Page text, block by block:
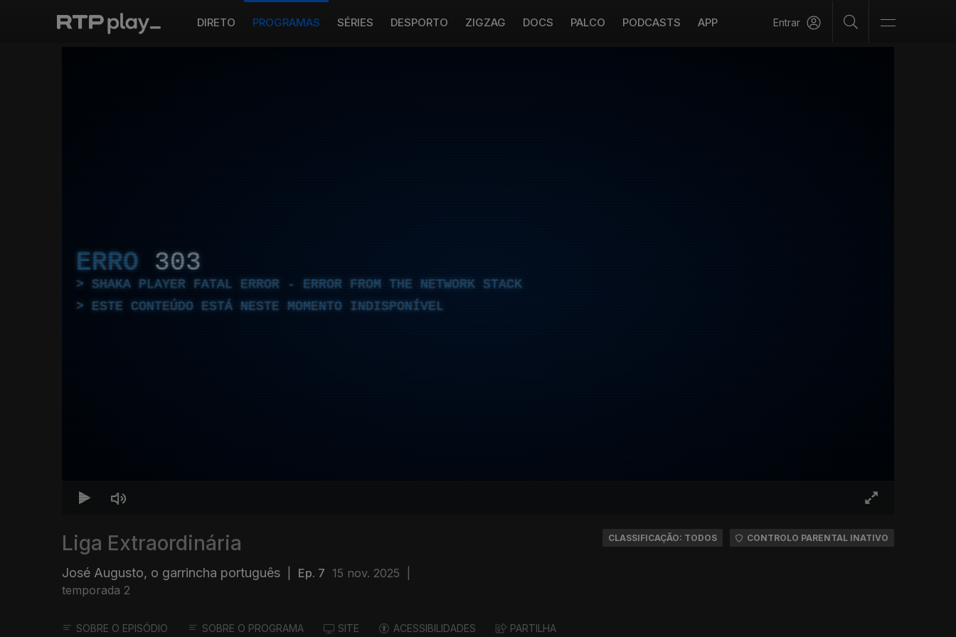
DIRETO PROGRAMAS SÉRIES DESPORTO ZIGZAG DOCS PALCO PODCASTS APP Entrar
ERRO 303
SHAKA PLAYER FATAL ERROR - ERROR FROM THE NETWORK STACK
ESTE CONTEÚDO ESTÁ NESTE MOMENTO INDISPONÍVEL
Liga Extraordinária
José Augusto, o garrincha português Ep. 7 15 nov. 2025
temporada 2
CLASSIFICAÇÃO: TODOS CONTROLO PARENTAL INATIVO
SOBRE O EPISÓDIO SOBRE O PROGRAMA SITE ACESSIBILIDADES PARTILHA